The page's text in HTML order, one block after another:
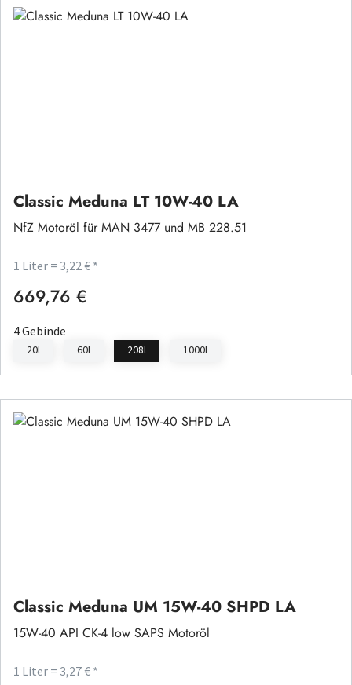
Classic Meduna LT 10W-40 LA
NfZ Motoröl für MAN 3477 und MB 228.51
1 Liter = 3,22 € *
Regulärer Preis:
669,76 €
4 Gebinde
20l 60l 208l 1000l
Classic Meduna UM 15W-40 SHPD LA
15W-40 API CK-4 low SAPS Motoröl
1 Liter = 3,27 € *